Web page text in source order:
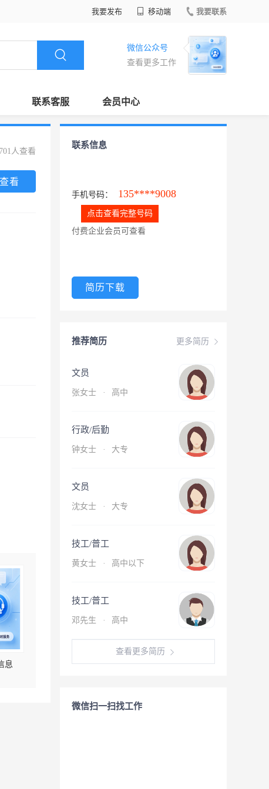
我要发布 移动端 我要联系
微信公众号
查看更多工作
联系客服 会员中心
人查看
看
息
联系信息
手机号码： 135****9008
点击查看完整号码
付费企业会员可查看
简历下载
更多简历
推荐简历
文员
张女士 · 高中
行政/后勤
钟女士 · 大专
文员
沈女士 · 大专
技工/普工
黄女士 · 高中以下
技工/普工
邓先生 · 高中
查看更多简历
微信扫一扫找工作